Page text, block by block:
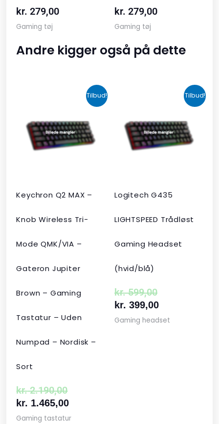
kr. 279,00
Gaming tøj
kr. 279,00
Gaming tøj
Andre kigger også på dette
Tilbud!
Keychron Q2 MAX –
Knob Wireless Tri-
Mode QMK/VIA –
Gateron Jupiter
Brown – Gaming
Tastatur – Uden
Numpad – Nordisk –
Sort
kr.2.190,00
oprindelige
pris
var:
kr. 2.190,00.
kr. 1.465,00
Den
aktuelle
pris
er:
kr. 1.465,00.
Gaming tastatur
Tilbud!
Logitech G435
LIGHTSPEED Trådløst
Gaming Headset
(hvid/blå)
kr.599,00
oprindelige
pris
var:
kr. 599,00.
kr. 399,00
aktuelle
pris
er:
kr. 399,00.
Gaming headset